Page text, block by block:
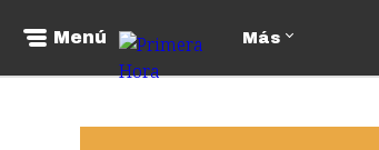
Menú Más